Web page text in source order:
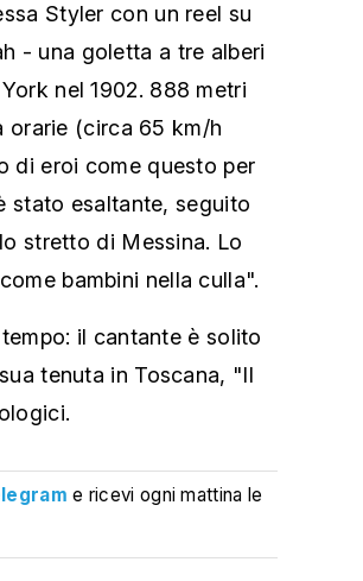
Styler con un reel su
- una goletta a tre alberi
nel 1902. 888 metri
orarie (circa 65 km/h
di eroi come questo per
stato esaltante, seguito
stretto di Messina. Lo
bambini nella culla".
il cantante è solito
tenuta in Toscana, "Il
e ricevi ogni mattina le